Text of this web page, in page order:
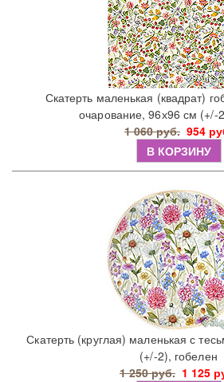
Скатерть маленькая (квадрат)
очарование, 96х96 см (+/-
1 060 руб. 954
В КОРЗИНУ
Скатерть (круглая) маленькая с
(+/-2), гобелен
1 250 руб. 1 125